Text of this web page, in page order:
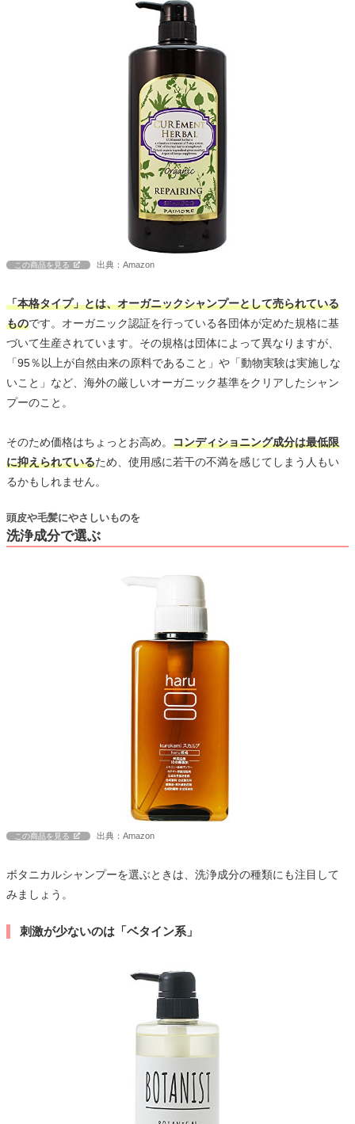
この商品を見る 出典：Amazon
「本格タイプ」とは、オーガニックシャンプーとして売られている
ものです。オーガニック認証を行っている各団体が定めた規格に基
づいて生産されています。その規格は団体によって異なりますが、
「95％以上が自然由来の原料であること」や「動物実験は実施しな
いこと」など、海外の厳しいオーガニック基準をクリアしたシャン
プーのこと。
そのため価格はちょっとお高め。 コンディショニング成分は最低限
に抑えられているため、使用感に若干の不満を感じてしまう人もい
るかもしれません。
洗浄成分で選ぶ
頭皮や毛髪にやさしいものを
この商品を見る 出典：Amazon
ボタニカルシャンプーを選ぶときは、洗浄成分の種類にも注目して
みましょう。
刺激が少ないのは「ベタイン系」